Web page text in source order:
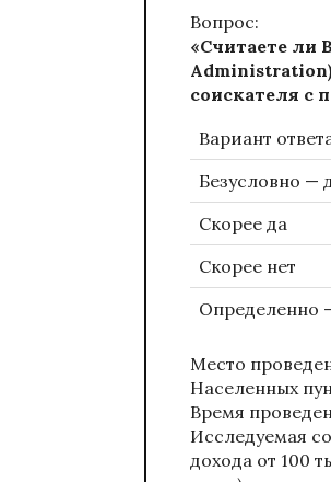
Вопрос:
«Считаете ли
соискателя с
Вариант
Безусловно —
Скорее да
Скорее нет
Определенно
Место
Населенных
Время
Исследуемая
дохода от 100